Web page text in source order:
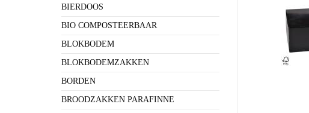
BIERDOOS
BIO COMPOSTEERBAAR
BLOKBODEM
BLOKBODEMZAKKEN
BORDEN
BROODZAKKEN PARAFINNE